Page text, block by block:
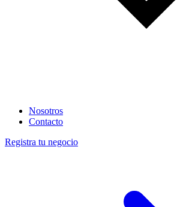
Nosotros
Contacto
Registra tu negocio